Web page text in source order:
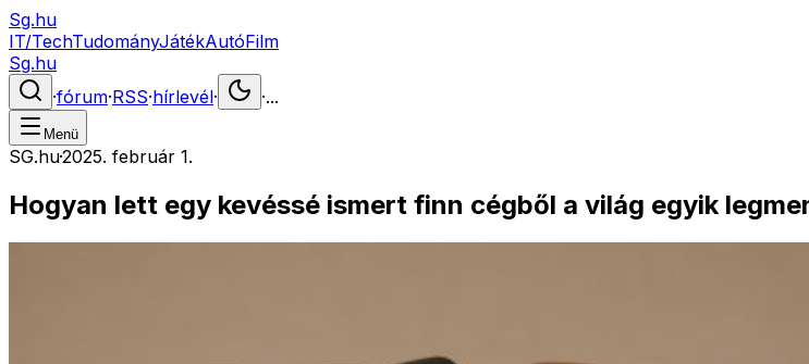
Sg.hu
IT/TechTudományJátékAutóFilm
Sg.hu
·fórum·RSS·hírlevél· ·...
Menü
SG.hu·2025. február 1.
Hogyan lett egy kevéssé ismert finn cégből a világ egyik